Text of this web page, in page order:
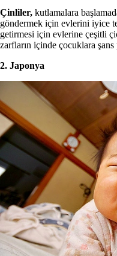
Çinliler, kutlamalara
göndermek için evlerini iyice
getirmesi için evlerine çeşitli
zarfların içinde çocuklara şans
2. Japonya